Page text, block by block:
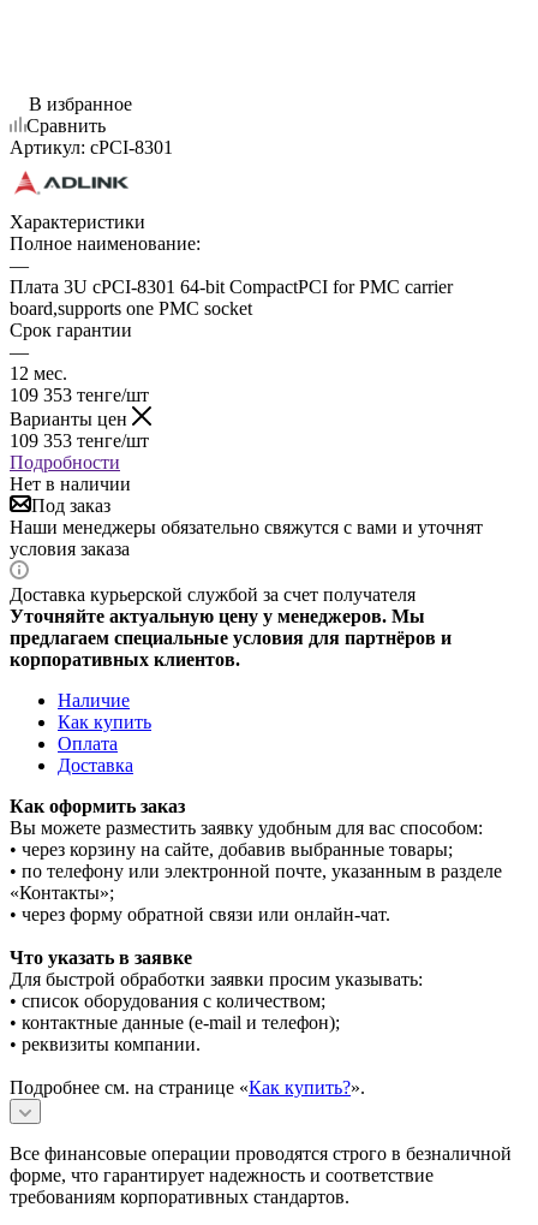
В избранное
Сравнить
Артикул: cPCI-8301
Характеристики
Полное наименование:
—
Плата 3U cPCI-8301 64-bit CompactPCI for PMC carrier
board,supports one PMC socket
Срок гарантии
—
12 мес.
109 353 тенге/шт
Варианты цен
109 353 тенге/шт
Подробности
Нет в наличии
Под заказ
Наши менеджеры обязательно свяжутся с вами и уточнят
условия заказа
Доставка курьерской службой за счет получателя
Уточняйте актуальную цену у менеджеров. Мы
предлагаем специальные условия для партнёров и
корпоративных клиентов.
Наличие
Как купить
Оплата
Доставка
Как оформить заказ
Вы можете разместить заявку удобным для вас способом:
• через корзину на сайте, добавив выбранные товары;
• по телефону или электронной почте, указанным в разделе
«Контакты»;
• через форму обратной связи или онлайн-чат.
Что указать в заявке
Для быстрой обработки заявки просим указывать:
• список оборудования с количеством;
• контактные данные (e-mail и телефон);
• реквизиты компании.
Подробнее см. на странице «Как купить?».
Все финансовые операции проводятся строго в безналичной
форме, что гарантирует надежность и соответствие
требованиям корпоративных стандартов.